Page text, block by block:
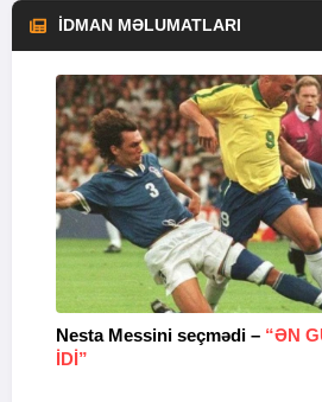
İDMAN MƏLUMATLARI
Nesta Messini seçmədi – “ƏN
IDI”